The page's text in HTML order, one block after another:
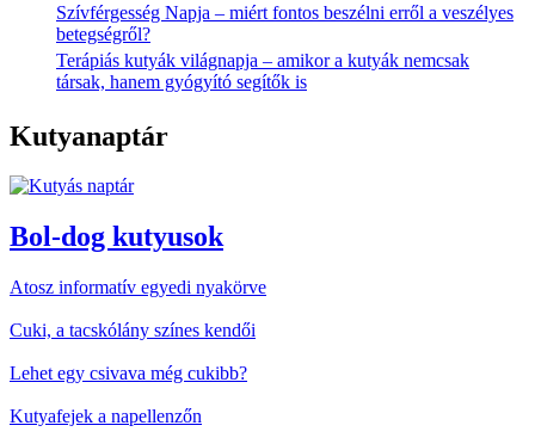
Szívférgesség Napja – miért fontos beszélni erről a veszélyes
betegségről?
Terápiás kutyák világnapja – amikor a kutyák nemcsak
társak, hanem gyógyító segítők is
Kutyanaptár
Bol-dog kutyusok
Atosz informatív egyedi nyakörve
Cuki, a tacskólány színes kendői
Lehet egy csivava még cukibb?
Kutyafejek a napellenzőn